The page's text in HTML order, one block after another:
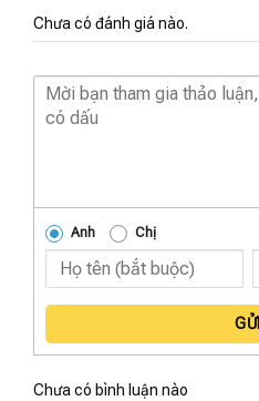
Chưa có đánh giá nào.
Anh Chị
GỬI
Chưa có bình luận nào